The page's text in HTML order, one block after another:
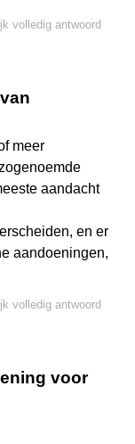
volledig antwoord
meer
aandacht
en er
aandoeningen,
volledig antwoord
voor